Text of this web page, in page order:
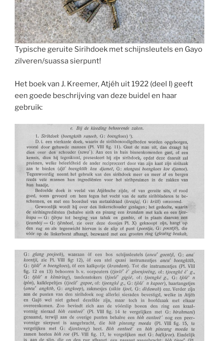
Typische geruite Sirihdoek met schijnsleutels en Gayo
zilveren/suassa sierpunt!
Het boek van J. Kreemer, Atjéh uit 1922 (deel I) geeft
een goede beschrijving van deze buidel en haar
gebruik: